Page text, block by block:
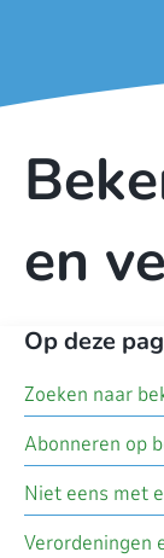
en
Op deze
Zoeken naar
Abonneren op
Niet eens met
Verordeningen